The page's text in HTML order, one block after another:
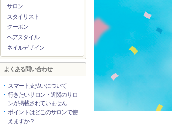
サロン
スタイリスト
クーポン
ヘアスタイル
ネイルデザイン
よくある問い合わせ
スマート支払いについて
行きたいサロン・近隣のサロ
ンが掲載されていません
ポイントはどこのサロンで使
えますか？